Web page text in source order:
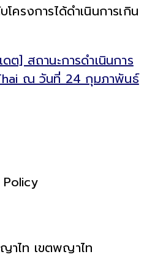
ครงการได้ดำเนินการเกิน
ต] สถานะการดำเนินการ
ณ วันที่ 24 กุมภาพันธ์
าไท เขตพญาไท